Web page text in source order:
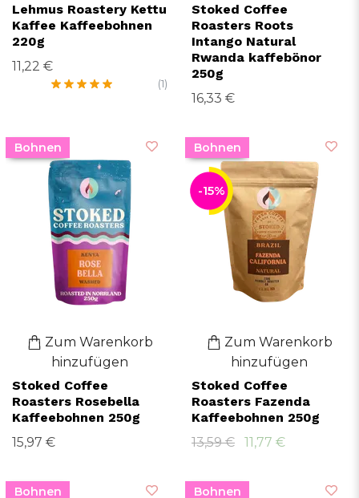
Lehmus Roastery Kettu
Kaffee Kaffeebohnen
220g
11,22 €
(1)
Stoked Coffee
Roasters Roots
Intango Natural
Rwanda kaffebönor
250g
16,33 €
Bohnen
Zum Warenkorb
hinzufügen
Stoked Coffee
Roasters Rosebella
Kaffeebohnen 250g
15,97 €
Bohnen
-15%
Zum Warenkorb
hinzufügen
Stoked Coffee
Roasters Fazenda
Kaffeebohnen 250g
13,59 €
11,77 €
Bohnen Bohnen